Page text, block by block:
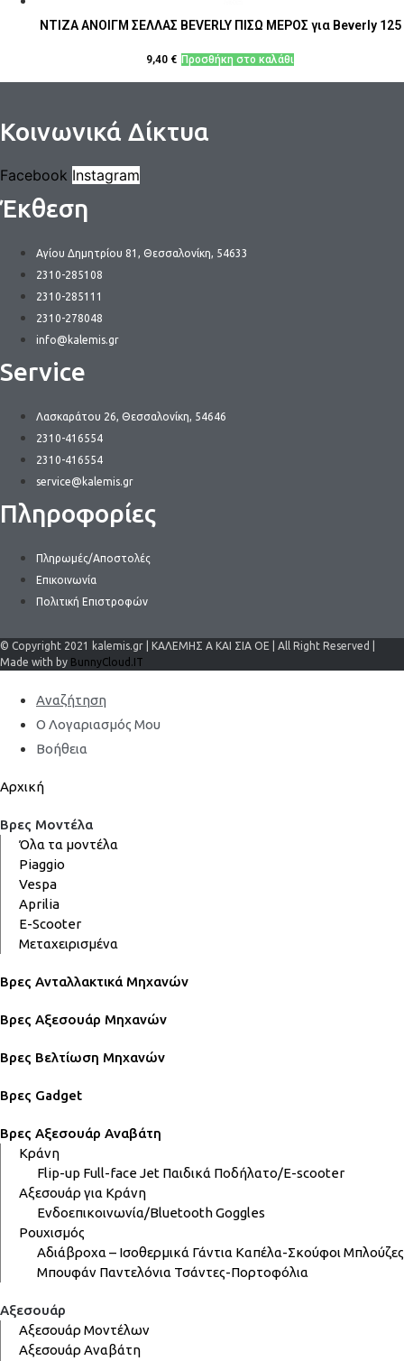
ΝΤΙΖΑ ΑΝΟΙΓΜ ΣΕΛΛΑΣ BEVERLY ΠΙΣΩ ΜΕΡΟΣ για Beverly 125
9,40 € Προσθήκη στο καλάθι
Κοινωνικά Δίκτυα
Facebook Instagram
Έκθεση
Αγίου Δημητρίου 81, Θεσσαλονίκη, 54633
2310-285108
2310-285111
2310-278048
info@kalemis.gr
Service
Λασκαράτου 26, Θεσσαλονίκη, 54646
2310-416554
2310-416554
service@kalemis.gr
Πληροφορίες
Πληρωμές/Αποστολές
Επικοινωνία
Πολιτική Επιστροφών
© Copyright 2021 kalemis.gr | ΚΑΛΕΜΗΣ Α ΚΑΙ ΣΙΑ ΟΕ | All Right Reserved |
Made with by BunnyCloud.IT
Αναζήτηση
Ο Λογαριασμός Μου
Βοήθεια
Αρχική
Βρες Μοντέλα
Όλα τα μοντέλα
Piaggio
Vespa
Aprilia
E-Scooter
Μεταχειρισμένα
Βρες Ανταλλακτικά Μηχανών
Βρες Αξεσουάρ Μηχανών
Βρες Βελτίωση Μηχανών
Βρες Gadget
Βρες Αξεσουάρ Αναβάτη
Κράνη
Flip-up Full-faceJet Παιδικά Ποδήλατο/E-scooter
Αξεσουάρ για Κράνη
Ενδοεπικοινωνία/BluetoothGoggles
Ρουχισμός
Αδιάβροχα – Ισοθερμικά Γάντια Καπέλα-Σκούφοι Μπλούζες
Μπουφάν Παντελόνια Τσάντες-Πορτοφόλια
Αξεσουάρ
Αξεσουάρ Μοντέλων
Αξεσουάρ Αναβάτη